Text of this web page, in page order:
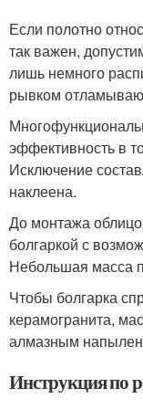
Если полотно
так важен,
лишь немного
рывком
эффективность в
Исключение
наклеена.
До монтажа
болгаркой с
Небольшая масса
Чтобы болгарка
керамогранита,
алмазным
Инструкция по